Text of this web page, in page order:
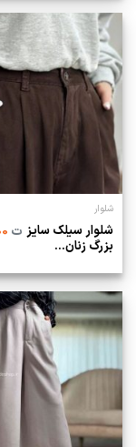
شلوار
شلوار سیلک سایز
بزرگ زنان...
ت3,300,000